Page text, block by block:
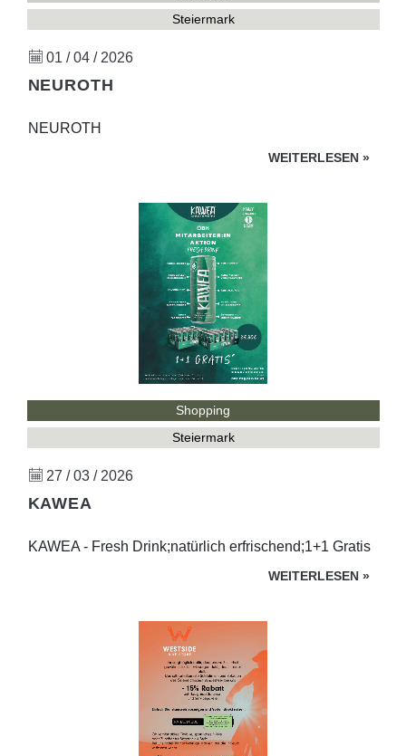
Steiermark
01 / 04 / 2026
NEUROTH
NEUROTH
WEITERLESEN »
Shopping
Steiermark
27 / 03 / 2026
KAWEA
KAWEA - Fresh Drink;natürlich erfrischend;1+1 Gratis
WEITERLESEN »